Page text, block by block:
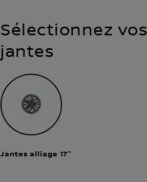
Sélectionnez vos
jantes
Jantes alliage 17"